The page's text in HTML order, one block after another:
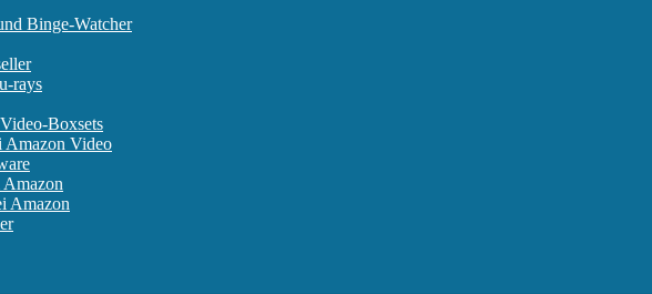
Binge-Watcher
rays
Boxsets
Amazon Video
Amazon
Amazon